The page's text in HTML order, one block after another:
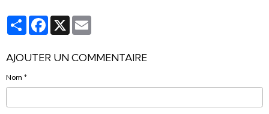
PartagerFacebook
X
AJOUTER UN COMMENTAIRE
Nom